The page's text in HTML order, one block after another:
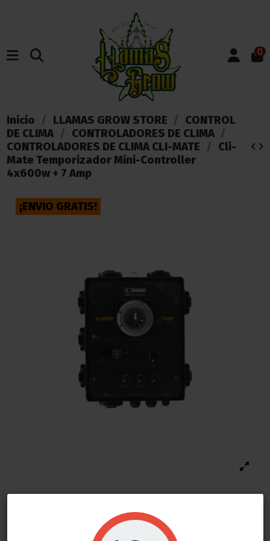
0
Inicio LLAMAS GROW STORE
CONTROL
DE CLIMA
CONTROLADORES DE CLIMA
CONTROLADORES DE CLIMA CLI-MATE
Cli-
Mate Temporizador Mini-Controller
4x600w + 7 Amp
¡ENVIO GRATIS!